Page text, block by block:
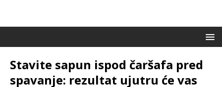
Stavite sapun ispod čaršafa pred
spavanje: rezultat ujutru će vas